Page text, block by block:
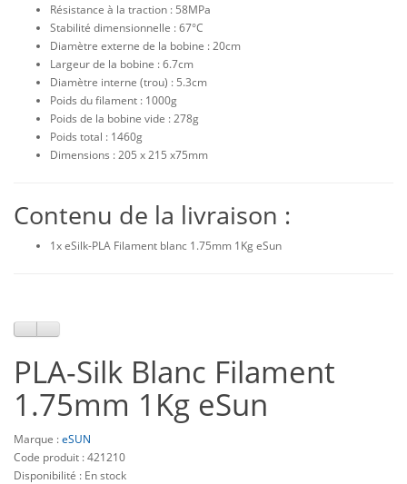
Résistance à la traction : 58MPa
Stabilité dimensionnelle : 67°C
Diamètre externe de la bobine : 20cm
Largeur de la bobine : 6.7cm
Diamètre interne (trou) : 5.3cm
Poids du filament : 1000g
Poids de la bobine vide : 278g
Poids total : 1460g
Dimensions : 205 x 215 x75mm
Contenu de la livraison :
1x eSilk-PLA Filament blanc 1.75mm 1Kg eSun
PLA-Silk Blanc Filament
1.75mm 1Kg eSun
Marque :eSUN
Code produit : 421210
Disponibilité : En stock